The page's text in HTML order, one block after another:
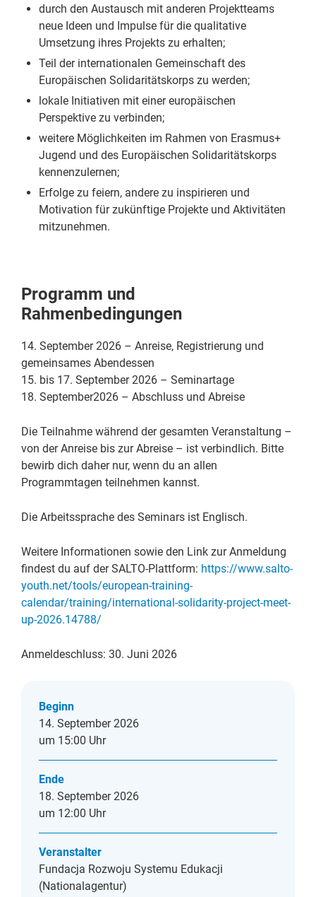
durch den Austausch mit anderen Projektteams
neue Ideen und Impulse für die qualitative
Umsetzung ihres Projekts zu erhalten;
Teil der internationalen Gemeinschaft des
Europäischen Solidaritätskorps zu werden;
lokale Initiativen mit einer europäischen
Perspektive zu verbinden;
weitere Möglichkeiten im Rahmen von Erasmus+
Jugend und des Europäischen Solidaritätskorps
kennenzulernen;
Erfolge zu feiern, andere zu inspirieren und
Motivation für zukünftige Projekte und Aktivitäten
mitzunehmen.
Programm und
Rahmenbedingungen
14. September 2026 – Anreise, Registrierung und
gemeinsames Abendessen
15. bis 17. September 2026 – Seminartage
18. September2026 – Abschluss und Abreise
Die Teilnahme während der gesamten Veranstaltung –
von der Anreise bis zur Abreise – ist verbindlich. Bitte
bewirb dich daher nur, wenn du an allen
Programmtagen teilnehmen kannst.
Die Arbeitssprache des Seminars ist Englisch.
Weitere Informationen sowie den Link zur Anmeldung
findest du auf der SALTO-Plattform: https://www.salto-
youth.net/tools/european-training-
calendar/training/international-solidarity-project-meet-
up-2026.14788/
Anmeldeschluss: 30. Juni 2026
Beginn
14. September 2026
um 15:00 Uhr
Ende
18. September 2026
um 12:00 Uhr
Veranstalter
Fundacja Rozwoju Systemu Edukacji
(Nationalagentur)